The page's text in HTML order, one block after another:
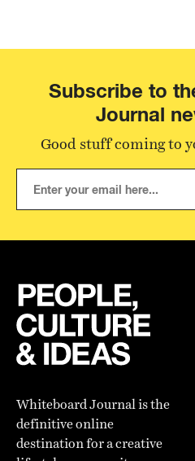
Subscribe to
Journal
Good stuff coming to
Whiteboard Journal is the
definitive online
destination for a creative